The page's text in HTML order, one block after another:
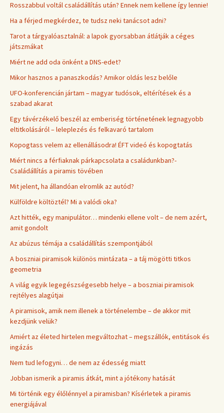
Rosszabbul voltál családállítás után? Ennek nem kellene így lennie!
Ha a férjed megkérdez, te tudsz neki tanácsot adni?
Tarot a tárgyalóasztalnál: a lapok gyorsabban átlátják a céges
játszmákat
Miért ne add oda önként a DNS-edet?
Mikor hasznos a panaszkodás? Amikor oldás lesz belőle
UFO-konferencián jártam – magyar tudósok, eltérítések és a
szabad akarat
Egy távérzékelő beszél az emberiség történetének legnagyobb
eltitkolásáról – leleplezés és felkavaró tartalom
Kopogtass velem az ellenállásodra! ÉFT videó és kopogtatás
Miért nincs a férfiaknak párkapcsolata a családunkban?-
Családállítás a piramis tövében
Mit jelent, ha állandóan elromlik az autód?
Külföldre költöztél? Mi a valódi oka?
Azt hitték, egy manipulátor… mindenki ellene volt – de nem azért,
amit gondolt
Az abúzus témája a családállítás szempontjából
A boszniai piramisok különös mintázata – a táj mögötti titkos
geometria
A világ egyik legegészségesebb helye – a boszniai piramisok
rejtélyes alagútjai
A piramisok, amik nem illenek a történelembe – de akkor mit
kezdjünk velük?
Amiért az életed hirtelen megváltozhat – megszállók, entitások és
ingázás
Nem tud lefogyni… de nem az édesség miatt
Jobban ismerik a piramis átkát, mint a jótékony hatását
Mi történik egy élőlénnyel a piramisban? Kísérletek a piramis
energiájával